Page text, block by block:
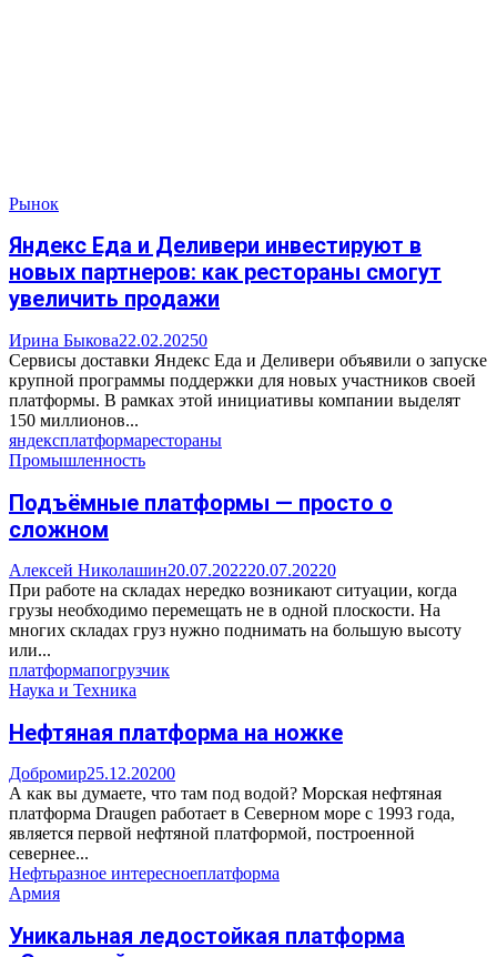
Рынок
Яндекс Еда и Деливери инвестируют в
новых партнеров: как рестораны смогут
увеличить продажи
Ирина Быкова22.02.20250
Сервисы доставки Яндекс Еда и Деливери объявили о запуске
крупной программы поддержки для новых участников своей
платформы. В рамках этой инициативы компании выделят
150 миллионов...
яндексплатформарестораны
Промышленность
Подъёмные платформы — просто о
сложном
Алексей Николашин20.07.202220.07.20220
При работе на складах нередко возникают ситуации, когда
грузы необходимо перемещать не в одной плоскости. На
многих складах груз нужно поднимать на большую высоту
или...
платформапогрузчик
Наука и Техника
Нефтяная платформа на ножке
Добромир25.12.20200
А как вы думаете, что там под водой? Морская нефтяная
платформа Draugen работает в Северном море с 1993 года,
является первой нефтяной платформой, построенной
севернее...
Нефтьразное интересноеплатформа
Армия
Уникальная ледостойкая платформа